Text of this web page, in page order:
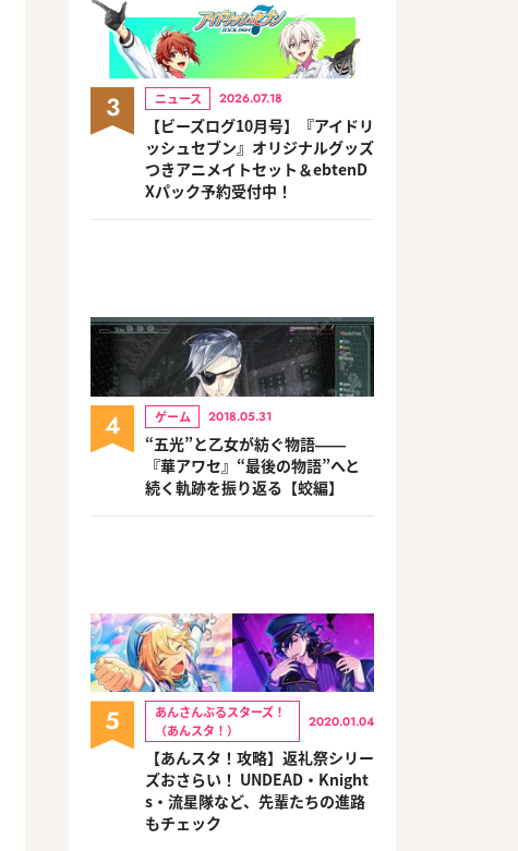
3 ニュース 2026.07.18
【ビーズログ10月号】『アイドリ
ッシュセブン』オリジナルグッズ
つきアニメイトセット＆ebtenD
Xパック予約受付中！
4 ゲーム 2018.05.31
“五光”と乙女が紡ぐ物語――
『華アワセ』“最後の物語”へと
続く軌跡を振り返る【蛟編】
5
あんさんぶるスターズ！
（あんスタ！）
2020.01.04
【あんスタ！攻略】返礼祭シリー
ズおさらい！ UNDEAD・Knight
s・流星隊など、先輩たちの進路
もチェック